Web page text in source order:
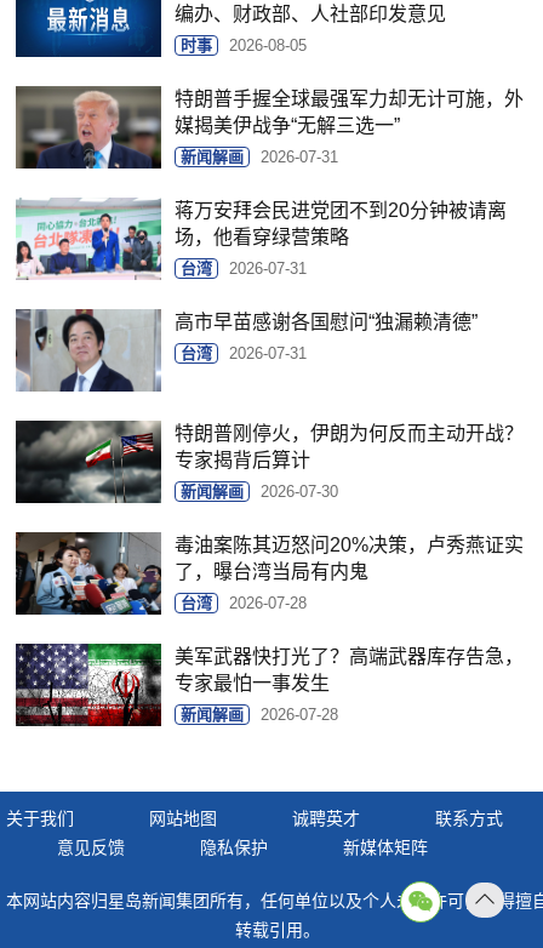
编办、财政部、人社部印发意见
时事 2026-08-05
特朗普手握全球最强军力却无计可施，外
媒揭美伊战争“无解三选一”
新闻解画 2026-07-31
蒋万安拜会民进党团不到20分钟被请离
场，他看穿绿营策略
台湾 2026-07-31
高市早苗感谢各国慰问“独漏赖清德”
台湾 2026-07-31
特朗普刚停火，伊朗为何反而主动开战？
专家揭背后算计
新闻解画 2026-07-30
毒油案陈其迈怒问20%决策，卢秀燕证实
了，曝台湾当局有内鬼
台湾 2026-07-28
美军武器快打光了？高端武器库存告急，
专家最怕一事发生
新闻解画 2026-07-28
关于我们 网站地图 诚聘英才
联系方式
意见反馈
隐私保护 新媒体矩阵
本网站内容归星岛新闻集团所有，任何单位以及个人未经许可，不得擅
转载引用。